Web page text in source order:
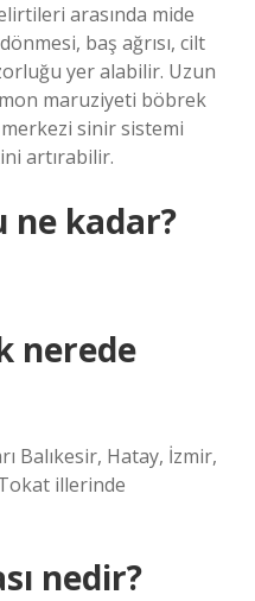
arasında mide
baş ağrısı, cilt
yer alabilir. Uzun
maruziyeti böbrek
sinir sistemi
artırabilir.
kadar?
nerede
Balıkesir, Hatay, İzmir,
illerinde
nedir?